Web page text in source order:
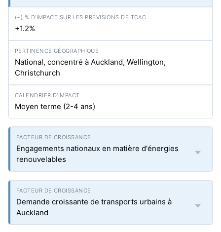
+1.2%
National, concentré à Auckland, Wellington,
Christchurch
Moyen terme (2-4 ans)
Engagements nationaux en matière d'énergies
renouvelables
Demande croissante de transports urbains à
Auckland